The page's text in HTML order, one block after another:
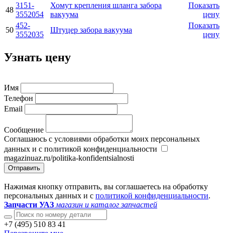
48
3151-
3552054
Хомут крепления шланга забора
вакуума
Показать
цену
50
452-
3552035
Штуцер забора вакуума
Показать
цену
Узнать цену
Имя
Телефон
Email
Сообщение
Соглашаюсь с условиями обработки моих персональных
данных и с политикой конфиденциальности
magazinuaz.ru/politika-konfidentsialnosti
Отправить
Нажимая кнопку отправить, вы соглашаетесь на обработку
персональных данных и с политикой конфиденциальности.
Запчасти УАЗ магазин и каталог запчастей
+7 (495) 510 83 41